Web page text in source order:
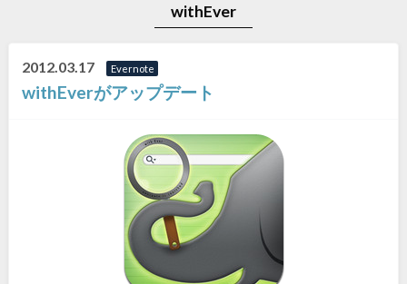
withEver
2012.03.17 Evernote
withEverがアップデート